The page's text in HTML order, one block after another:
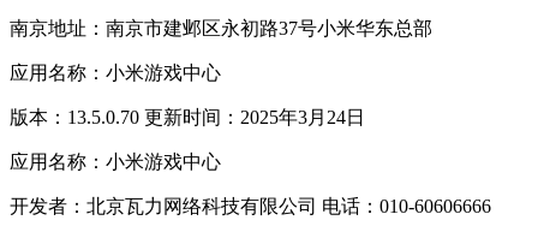
南京地址：南京市建邺区永初路37号小米华东总部
应用名称：小米游戏中心
版本：13.5.0.70 更新时间：2025年3月24日
应用名称：小米游戏中心
开发者：北京瓦力网络科技有限公司 电话：010-60606666